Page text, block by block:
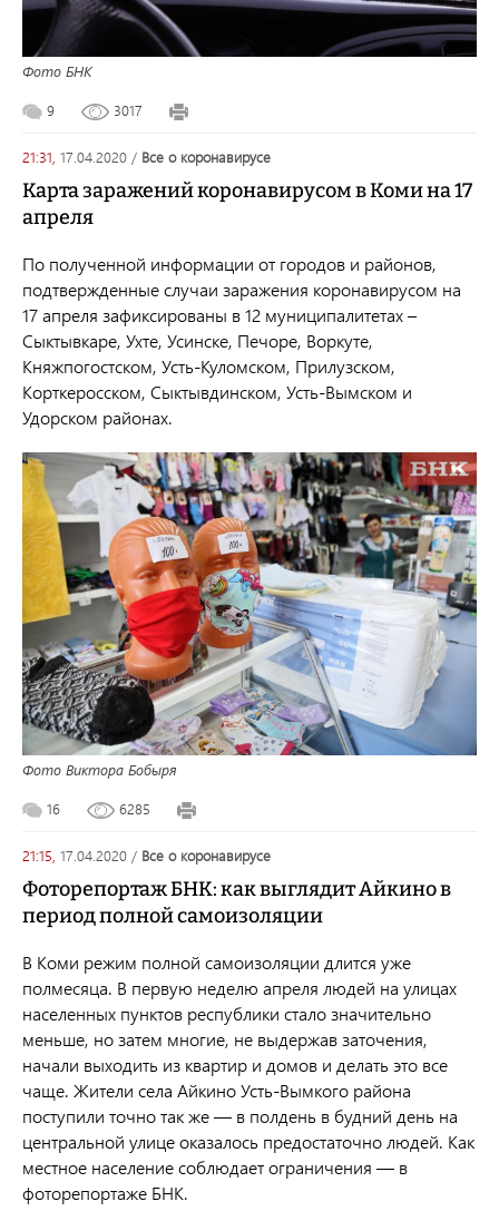
Фото БНК
9 3017
21:31, 17.04.2020 / все о коронавирусе
Карта заражений коронавирусом в Коми на 17
апреля
По полученной информации от городов и районов,
подтвержденные случаи заражения коронавирусом на
17 апреля зафиксированы в 12 муниципалитетах –
Сыктывкаре, Ухте, Усинске, Печоре, Воркуте,
Княжпогостском, Усть-Куломском, Прилузском,
Корткеросском, Сыктывдинском, Усть-Вымском и
Удорском районах.
Фото Виктора Бобыря
16 6285
21:15, 17.04.2020 / все о коронавирусе
Фоторепортаж БНК: как выглядит Айкино в
период полной самоизоляции
В Коми режим полной самоизоляции длится уже
полмесяца. В первую неделю апреля людей на улицах
населенных пунктов республики стало значительно
меньше, но затем многие, не выдержав заточения,
начали выходить из квартир и домов и делать это все
чаще. Жители села АйкиноУсть-Вымкого района
поступили точно так же — в полдень в будний день на
центральной улице оказалось предостаточно людей. Как
местное население соблюдает ограничения — в
фоторепортаже БНК.